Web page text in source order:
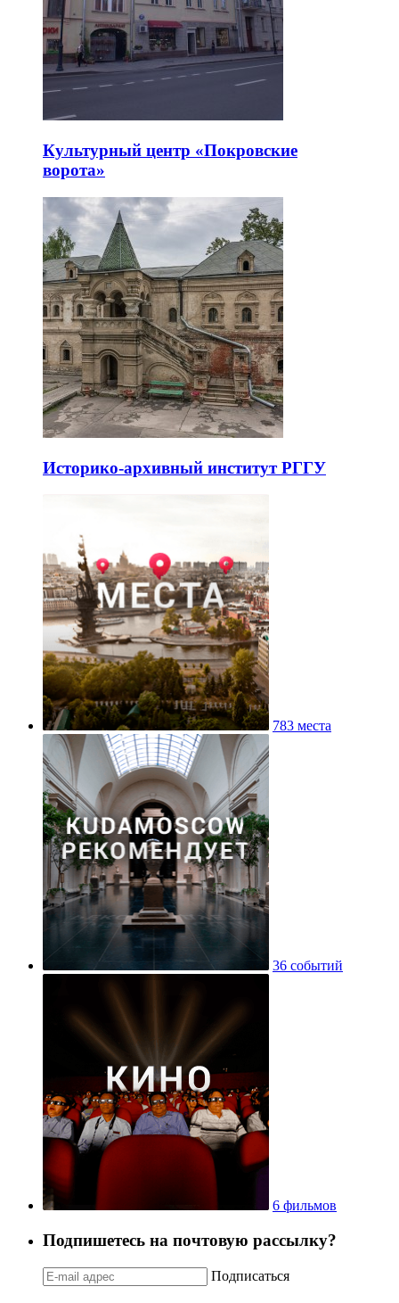
Культурный центр «Покровские
ворота»
Историко-архивный институт РГГУ
783 места
36 событий
6 фильмов
Подпишетесь на почтовую рассылку?
Подписаться